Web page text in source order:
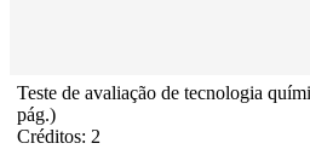
Teste de avaliação de tecnologia
pág.)
Créditos: 2